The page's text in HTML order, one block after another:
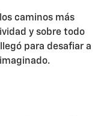
caminos más
y sobre todo
para desafiar a